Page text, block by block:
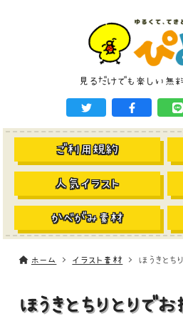
見るだけでも楽しい無
ご利用規約
人気イラスト
かべがみ素材
ホーム イラスト素材 ほうきとち
ほうきとちりとりで